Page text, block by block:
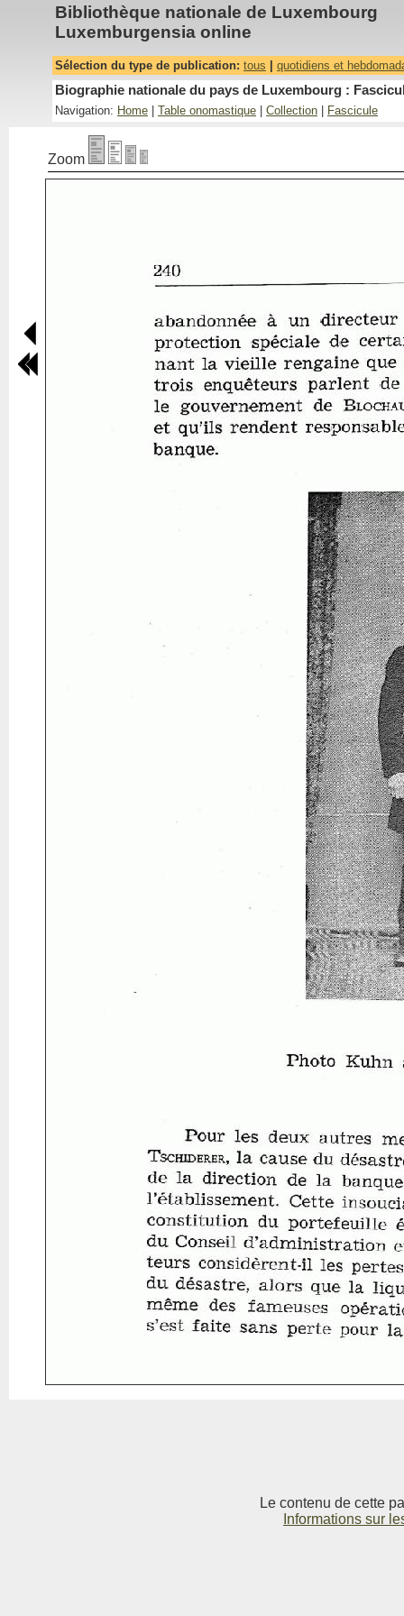
Bibliothèque nationale de Luxembourg
Luxemburgensia online
Sélection du type de publication: tous quotidiens et
Biographie nationale du pays de Luxembourg :
Navigation: Home Table onomastique Collection Fascicule
Zoom
Le contenu de cette
Informations sur